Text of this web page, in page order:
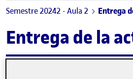
Semestre 20242 - Aula 2 Entrega
Entrega de la